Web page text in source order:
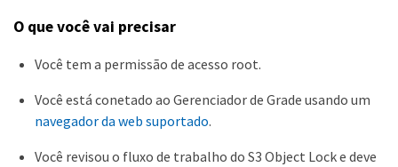
O que você vai precisar
Você tem a permissão de acesso root.
Você está conetado ao Gerenciador de Grade usando um
navegador da web suportado.
Você revisou o fluxo de trabalho do S3 Object Lock e deve